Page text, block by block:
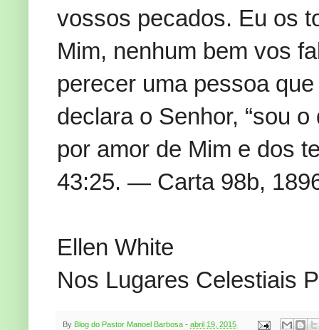
vossos pecados. Eu os
Mim, nenhum bem vos
perecer uma pessoa
declara o Senhor, “sou
por amor de Mim e dos
43:25. — Carta 98b,
Ellen White
Nos Lugares Celestiais
By Blog do Pastor Manoel Barbosa - abril 19, 2015